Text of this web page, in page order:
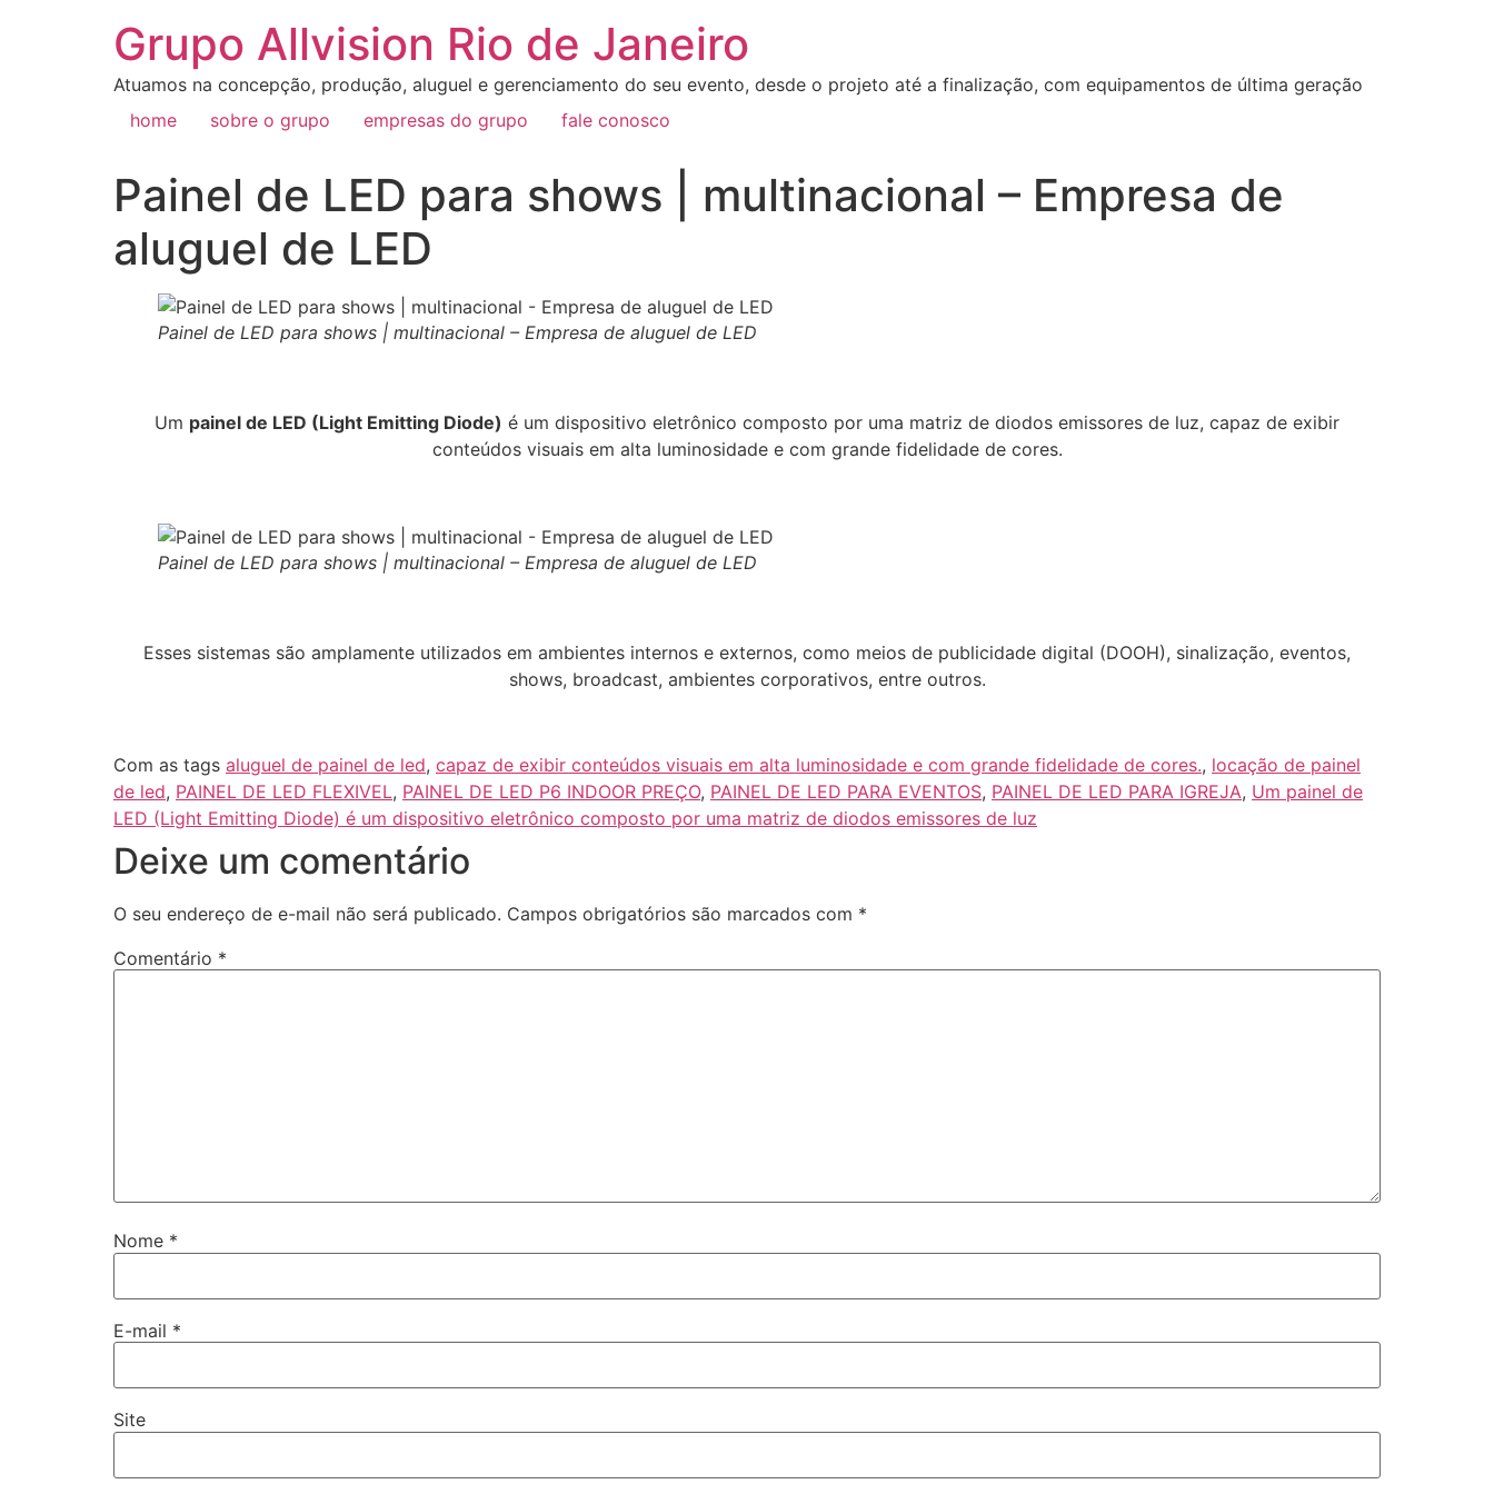
Grupo Allvision Rio de Janeiro
Atuamos na concepção, produção, aluguel e gerenciamento do seu evento, desde o projeto até a finalização, com equipamentos de última geração
home
sobre o grupo empresas do grupo fale conosco
Painel de LED para shows | multinacional – Empresa de
aluguel de LED
Painel de LED para shows | multinacional – Empresa de aluguel de LED
Um painel de LED (Light Emitting Diode) é um dispositivo eletrônico composto por uma matriz de diodos emissores de luz, capaz de exibir
conteúdos visuais em alta luminosidade e com grande fidelidade de cores.
Painel de LED para shows | multinacional – Empresa de aluguel de LED
Esses sistemas são amplamente utilizados em ambientes internos e externos, como meios de publicidade digital (DOOH), sinalização, eventos,
shows, broadcast, ambientes corporativos, entre outros.
Com as tags aluguel de painel de led, capaz de exibir conteúdos visuais em alta luminosidade e com grande fidelidade de cores., locação de painel
de led, PAINEL DE LED FLEXIVEL, PAINEL DE LED P6 INDOOR PREÇO, PAINEL DE LED PARA EVENTOS, PAINEL DE LED PARA IGREJA, Um painel de
LED (Light Emitting Diode) é um dispositivo eletrônico composto por uma matriz de diodos emissores de luz
Deixe um comentário
O seu endereço de e-mail não será publicado. Campos obrigatórios são marcados com *
Comentário *
Nome *
E-mail *
Site